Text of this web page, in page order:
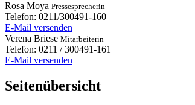
Rosa Moya Pressesprecherin
Telefon: 0211/300491-160
E-Mail versenden
Verena Briese Mitarbeiterin
Telefon: 0211 / 300491-161
E-Mail versenden
Seitenübersicht